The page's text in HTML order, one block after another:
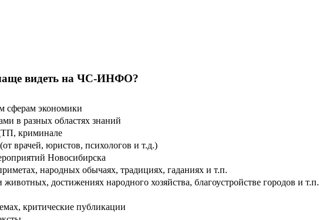
видеть на ЧС-ИНФО?
сферам экономики
в разных областях знаний
криминале
врачей, юристов, психологов и т.д.)
Новосибирска
народных обычаях, традициях, гаданиях и т.п.
достижениях народного хозяйства, благоустройстве городов и т.п.
критические публикации